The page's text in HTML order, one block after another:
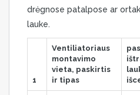
drėgnose patalpose ar
lauke.
1
Ventiliatoriaus
montavimo
vieta, paskirtis
ir tipas